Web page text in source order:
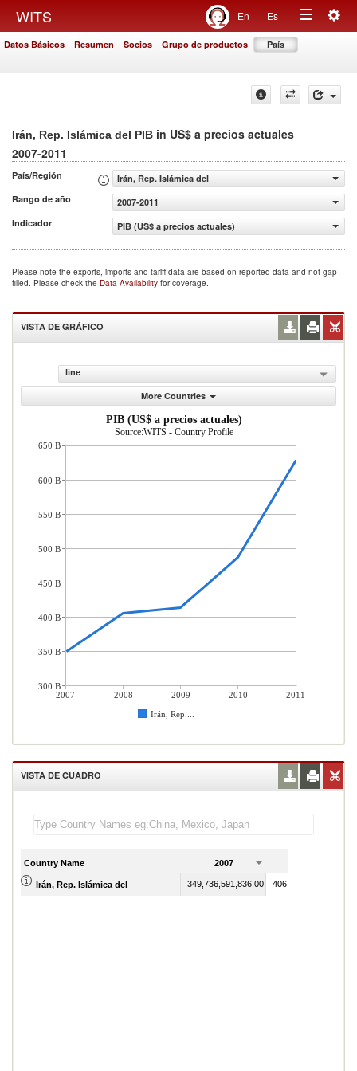
WITS En Es
Toggle
Datos Básicos Resumen Socios Grupo de productos País
Irán, Rep. Islámica del PIB in US$ a precios actuales
2007-2011
País/Región
Irán, Rep. Islámica del
Rango de año
2007-2011
Indicador
PIB (US$ a precios actuales)
Please note the exports, imports and tariff data are based on reported data and not gap
filled. Please check the Data Availability for coverage.
VISTA DE GRÁFICO
line
More Countries
PIB (US$ a precios actuales)
Source:WITS - Country Profile
2007 2008 2009 2010
2011
Irán, Rep....
650 B
600 B
550 B
500 B
450 B
400 B
350 B
300 B
VISTA DE CUADRO
Country Name 2007
Irán, Rep. Islámica del 349,736,591,836.00 406,070,949,550.00